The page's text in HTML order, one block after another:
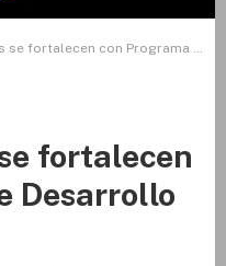
con Programa de Desarrollo de Proveedores
fortalecen
Desarrollo